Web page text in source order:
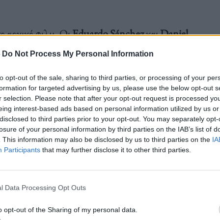
Do Not Process My Personal Information
opt-out of the sale, sharing to third parties, or processing of your
for targeted advertising by us, please use the below opt-out
selection. Please note that after your opt-out request is processed
interest-based ads based on personal information utilized by us
to third parties prior to your opt-out. You may separately
of your personal information by third parties on the IAB’s list of
This information may also be disclosed by us to third parties on the
Participants that may further disclose it to other third parties.
Data Processing Opt Outs
opt-out of the Sharing of my personal data.
αρχικό φιλμ. ΟιEduardo SánchezκαιDaniel
με τον αρχικό παραγωγό Gregg Hale.
συνδέθηκαν άμεσα με το φαινόμενο της πρώτης
Williams. Στην παραγωγή συμμετέχουν ακόμη ο
Monster), προσθέτοντας εμπειρία δεκαετιών